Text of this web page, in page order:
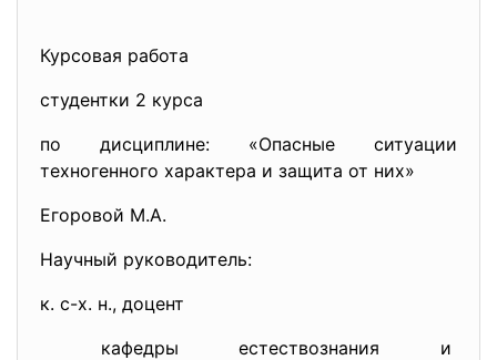
Курсовая работа
студентки 2 курса
по дисциплине: «Опасные ситуации
техногенного характера и защита от них»
Егоровой М.А.
Научный руководитель:
к. с-х. н., доцент
кафедры естествознания и